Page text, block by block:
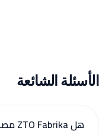
الأسئلة الشائعة
هل ZTO Fabrika مصمم خصيصاً لمصانع زيت الزيتون؟